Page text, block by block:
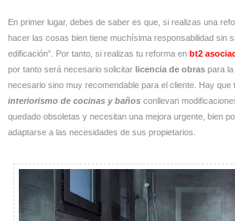
En primer lugar, debes de saber es que, si realizas una
hacer las cosas bien tiene muchísima responsabilidad sin
edificación”. Por tanto, si realizas tu reforma enbt2
por tanto será necesario solicitarlicencia de obras para
necesario sino muy recomendable para el cliente. Hay
interiorismo de cocinas y baños conllevan
quedado obsoletas y necesitan una mejora urgente, bien
adaptarse a las necesidades de sus propietarios.